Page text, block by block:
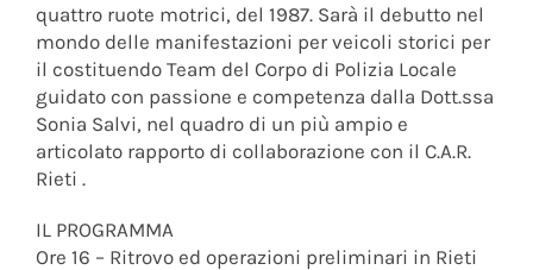
quattro ruote motrici, del 1987. Sarà il debutto nel
mondo delle manifestazioni per veicoli storici per
il costituendo Team del Corpo di Polizia Locale
guidato con passione e competenza dalla Dott.ssa
Sonia Salvi, nel quadro di un più ampio e
articolato rapporto di collaborazione con il C.A.R.
Rieti .
IL PROGRAMMA
Ore 16 – Ritrovo ed operazioni preliminari in Rieti